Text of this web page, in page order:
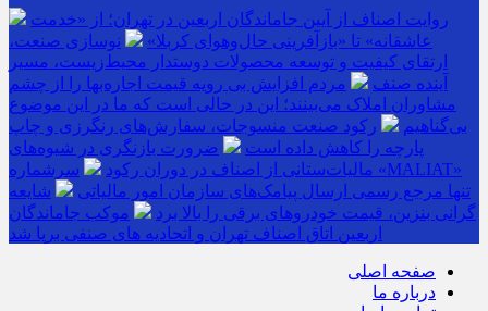
روایت اصناف از آیین جاماندگان اربعین در تهران؛ از «خدمت
عاشقانه» تا «بازآفرینی حال‌وهوای کربلا»
نوسازی صنعت،
ارتقای کیفیت و توسعه محصولات دوستدار محیط‌زیست، مسیر
آینده صنف
مردم افزایش بی رویه قیمت اجاره‌بها را از چشم
مشاوران املاک می‌بینند؛ این در حالی است که ما در این موضوع
بی‌گناهیم
رکود صنعت منسوجات، سفارش‌های رنگرزی و چاپ
پارچه را کاهش داده است
ضرورت بازنگری در شیوه‌های
مالیات‌ستانی از اصناف در دوران رکود
سرشماره «MALIAT»
تنها مرجع رسمی ارسال پیامک‌های سازمان امور مالیاتی
شایعه
گرانی بنزین، قیمت خودروهای برقی را بالا برد
موکب جاماندگان
اربعین اتاق اصناف تهران و اتحادیه های صنفی برپا شد
صفحه اصلی
درباره ما